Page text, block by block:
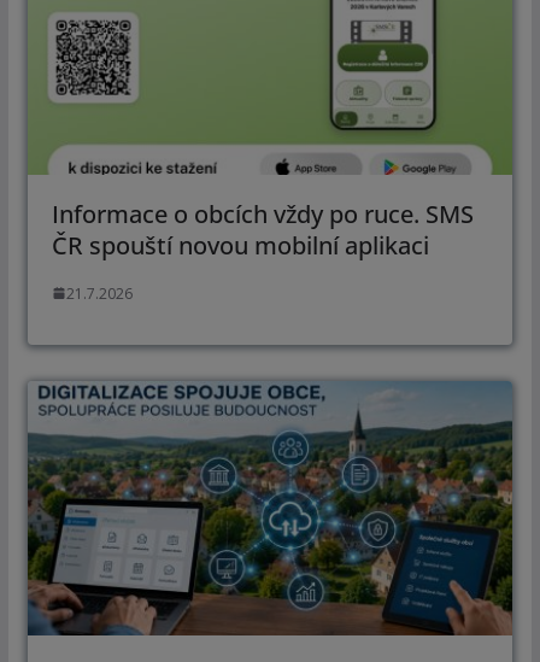
Informace o obcích vždy po ruce. SMS
ČR spouští novou mobilní aplikaci
21.7.2026